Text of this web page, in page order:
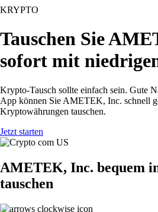
KRYPTO
Tauschen Sie
sofort mit
Krypto-Tausch sollte einfach sein. Gute
App können Sie AMETEK, Inc. schnell
Kryptowährungen tauschen.
Jetzt starten
AMETEK, Inc. bequem
tauschen